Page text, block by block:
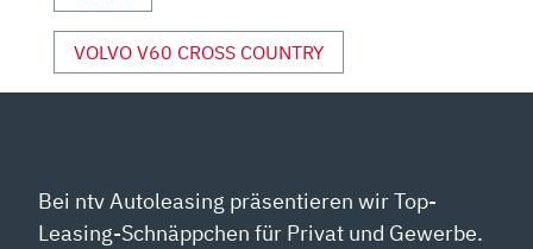
YOUTUBE
ANZEIGEN
VOLVO V60 CROSS COUNTRY
Bei ntv Autoleasing präsentieren wir Top-
Leasing-Schnäppchen für Privat und Gewerbe.